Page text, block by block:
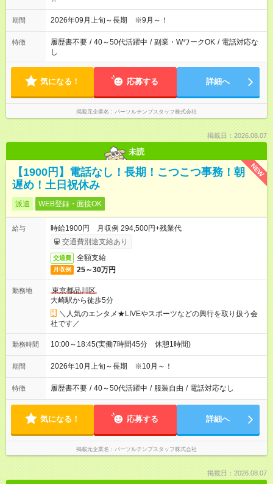
期間 2026年09月上旬～長期 ※9月～！
特徴 履歴書不要 / 40～50代活躍中 / 副業・WワークOK / 電話対応な
し
気になる！ 応募する 詳細へ
掲載元企業名 パーソルテンプスタッフ株式会社
掲載日：2026.08.07
未読
NEW
【1900円】電話なし！長期！こつこつ事務！朝
遅め！土日祝休み
派遣 WEB登録・面接OK
給与
時給1900円 月収例 294,500円+残業代
交通費別途支給あり
交通費 全額支給
月収例 25～30万円
勤務地
東京都品川区
大崎駅から徒歩5分
＼人気のエンタメ★LIVEやスポーツなどの興行を取り扱う会
社です／
勤務時間 10:00～18:45(実働7時間45分 休憩1時間)
期間 2026年10月上旬～長期 ※10月～！
特徴 履歴書不要 / 40～50代活躍中 / 服装自由 / 電話対応なし
気になる！ 応募する 詳細へ
掲載元企業名 パーソルテンプスタッフ株式会社
掲載日：2026.08.07